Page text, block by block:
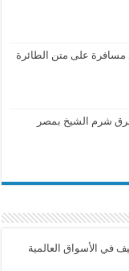
مسافرة على متن الطائرة
في الأسواق العالمية